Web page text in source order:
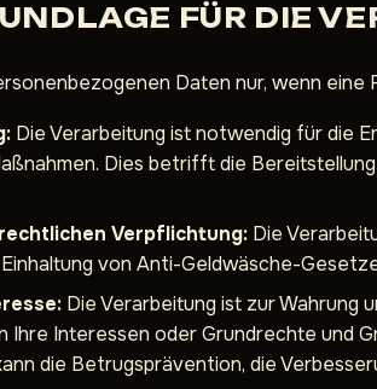
FÜR DIE
Daten nur, wenn
Die Verarbeitung ist notwendig für die
Dies betrifft die
Verpflichtung: Die
von Anti-Geldwäsche-
Die Verarbeitung ist zur
Ihre Interessen oder Grundrechte und
die Betrugsprävention, die